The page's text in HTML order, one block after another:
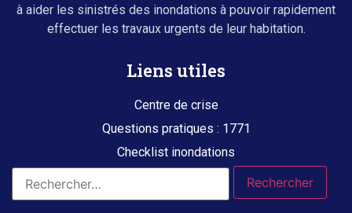
à aider les sinistrés des inondations à pouvoir rapidement
effectuer les travaux urgents de leur habitation.
Liens utiles
Centre de crise
Questions pratiques : 1771
Checklist inondations